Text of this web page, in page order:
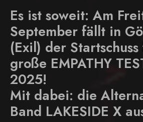
Es ist soweit: Am
September fällt in
(Exil) der
große EMPATHY
2025!
Mit dabei: die
Band LAKESIDE X